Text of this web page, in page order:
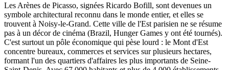
Les Arènes de Picasso, signées Ricardo Bofill, sont devenues un
symbole architectural reconnu dans le monde entier, et elles se
trouvent à Noisy-le-Grand. Cette ville de l'Est parisien ne se résume
pas à un décor de cinéma (Brazil, Hunger Games y ont été tournés).
C'est surtout un pôle économique qui pèse lourd : le Mont d'Est
concentre bureaux, commerces et services sur plusieurs hectares,
formant l'un des quartiers d'affaires les plus importants de Seine-